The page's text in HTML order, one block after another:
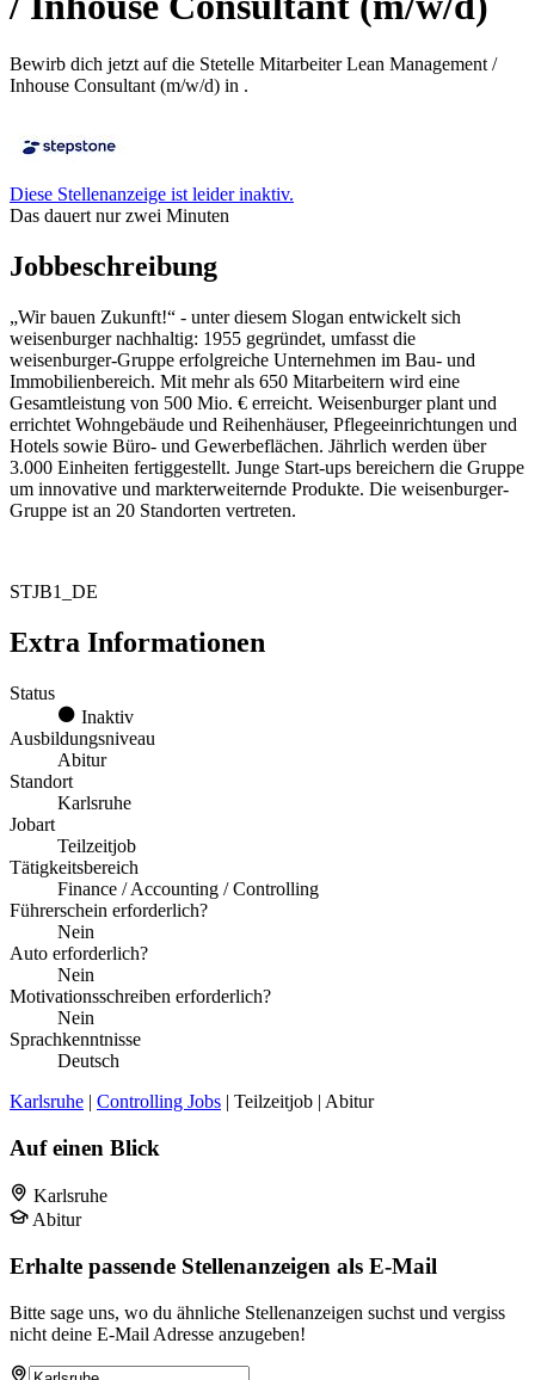
Bewirb dich jetzt auf die Stetelle Mitarbeiter Lean Management /
Inhouse Consultant (m/w/d) in .
Diese Stellenanzeige ist leider inaktiv.
Das dauert nur zwei Minuten
Jobbeschreibung
„Wir bauen Zukunft!“ - unter diesem Slogan entwickelt sich
weisenburger nachhaltig: 1955 gegründet, umfasst die
weisenburger-Gruppe erfolgreiche Unternehmen im Bau- und
Immobilienbereich. Mit mehr als 650 Mitarbeitern wird eine
Gesamtleistung von 500 Mio. € erreicht. Weisenburger plant und
errichtet Wohngebäude und Reihenhäuser, Pflegeeinrichtungen und
Hotels sowie Büro- und Gewerbeflächen. Jährlich werden über
3.000 Einheiten fertiggestellt. Junge Start-ups bereichern die Gruppe
um innovative und markterweiternde Produkte. Die weisenburger-
Gruppe ist an 20 Standorten vertreten.
STJB1_DE
Extra Informationen
Status
Inaktiv
Ausbildungsniveau
Abitur
Standort
Karlsruhe
Jobart
Teilzeitjob
Tätigkeitsbereich
Finance / Accounting / Controlling
Führerschein erforderlich?
Nein
Auto erforderlich?
Nein
Motivationsschreiben erforderlich?
Nein
Sprachkenntnisse
Deutsch
Karlsruhe | Controlling Jobs | Teilzeitjob | Abitur
Auf einen Blick
Karlsruhe
Abitur
Erhalte passende Stellenanzeigen als E-Mail
Bitte sage uns, wo du ähnliche Stellenanzeigen suchst und vergiss
nicht deine E-Mail Adresse anzugeben!